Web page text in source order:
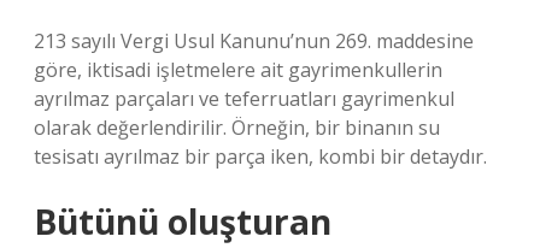
213 sayılı Vergi Usul Kanunu’nun 269. maddesine
göre, iktisadi işletmelere ait gayrimenkullerin
ayrılmaz parçaları ve teferruatları gayrimenkul
olarak değerlendirilir. Örneğin, bir binanın su
tesisatı ayrılmaz bir parça iken, kombi bir detaydır.
Bütünü oluşturan